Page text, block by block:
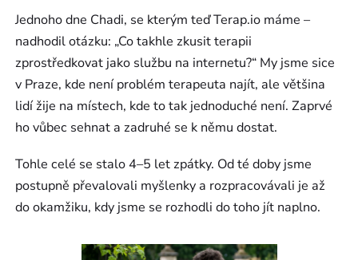
Jednoho dne Chadi, se kterým teď Terap.io máme –
nadhodil otázku: „Co takhle zkusit terapii
zprostředkovat jako službu na internetu?“ My jsme sice
v Praze, kde není problém terapeuta najít, ale většina
lidí žije na místech, kde to tak jednoduché není. Zaprvé
ho vůbec sehnat a zadruhé se k němu dostat.
Tohle celé se stalo 4–5 let zpátky. Od té doby jsme
postupně převalovali myšlenky a rozpracovávali je až
do okamžiku, kdy jsme se rozhodli do toho jít naplno.